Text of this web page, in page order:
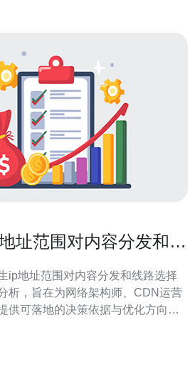
址范围对内容分发和线
ip地址范围对内容分发和线路选择
析，旨在为网络架构师、CDN运营
供可落地的决策依据与优化方向，
由本地ISP或数据中心直接分配且地